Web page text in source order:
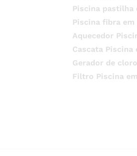
Piscina pastilha
Piscina fibra
Aquecedor
Cascata Piscina
Gerador de
Filtro Piscina